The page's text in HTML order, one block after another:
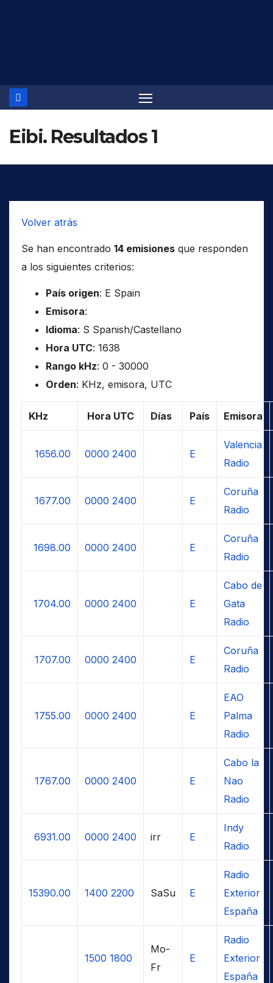
Eibi. Resultados 1
Volver atrás
Se han encontrado 14 emisiones que responden
a los siguientes criterios:
País origen: E Spain
Emisora:
Idioma: S Spanish/Castellano
Hora UTC: 1638
Rango kHz: 0 - 30000
Orden: KHz, emisora, UTC
KHz Hora UTC Días País Emisora
1656.00 0000 2400 E
Valencia
Radio
1677.00 0000 2400 E
Coruña
Radio
1698.00 0000 2400 E
Coruña
Radio
1704.00 0000 2400 E
Cabo de
Gata
Radio
1707.00 0000 2400 E
Coruña
Radio
1755.00 0000 2400 E
EAO
Palma
Radio
1767.00 0000 2400 E
Cabo la
Nao
Radio
6931.00 0000 2400 irr E
Indy
Radio
15390.00 1400 2200 SaSu E
Radio
Exterior
España
1500 1800
Mo-
Fr
E
Radio
Exterior
España